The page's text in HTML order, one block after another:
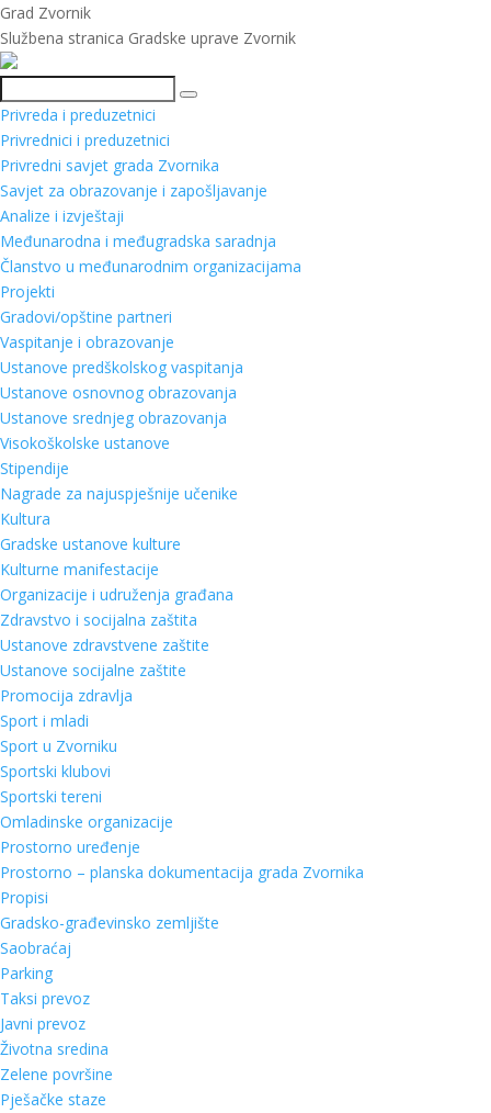
Grad Zvornik
Službena stranica Gradske uprave Zvornik
Pretraga
Privreda i preduzetnici
Privrednici i preduzetnici
Privredni savjet grada Zvornika
Savjet za obrazovanje i zapošljavanje
Analize i izvještaji
Međunarodna i međugradska saradnja
Članstvo u međunarodnim organizacijama
Projekti
Gradovi/opštine partneri
Vaspitanje i obrazovanje
Ustanove predškolskog vaspitanja
Ustanove osnovnog obrazovanja
Ustanove srednjeg obrazovanja
Visokoškolske ustanove
Stipendije
Nagrade za najuspješnije učenike
Kultura
Gradske ustanove kulture
Kulturne manifestacije
Organizacije i udruženja građana
Zdravstvo i socijalna zaštita
Ustanove zdravstvene zaštite
Ustanove socijalne zaštite
Promocija zdravlja
Sport i mladi
Sport u Zvorniku
Sportski klubovi
Sportski tereni
Omladinske organizacije
Prostorno uređenje
Prostorno – planska dokumentacija grada Zvornika
Propisi
Gradsko-građevinsko zemljište
Saobraćaj
Parking
Taksi prevoz
Javni prevoz
Životna sredina
Zelene površine
Pješačke staze